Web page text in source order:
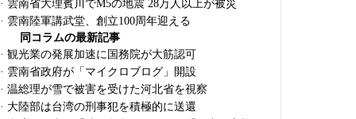
· 雲南省大理賓川でM5の地震 28万人以上が被災
· 雲南陸軍講武堂、創立100周年迎える
同コラムの最新記事
· 観光業の発展加速に国務院が大筋認可
· 雲南省政府が「マイクロブログ」開設
· 温総理が雪で被害を受けた河北省を視察
· 大陸部は台湾の刑事犯を積極的に送還